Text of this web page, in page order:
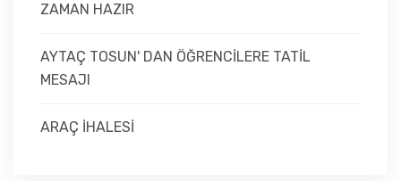
ZAMAN HAZIR
AYTAÇ TOSUN' DAN ÖĞRENCİLERE TATİL
MESAJI
ARAÇ İHALESİ